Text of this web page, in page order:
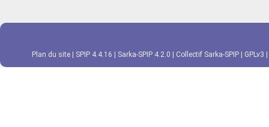
Plan du site SPIP 4.4.16 Sarka-SPIP 4.2.0 Collectif Sarka-SPIP GPLv3